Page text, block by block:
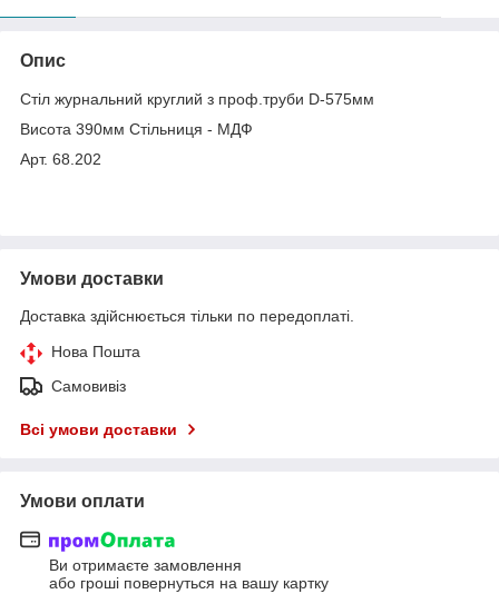
Опис
Стіл журнальний круглий з проф.труби D-575мм
Висота 390мм Стільниця - МДФ
Арт. 68.202
Умови доставки
Доставка здійснюється тільки по передоплаті.
Нова Пошта
Самовивіз
Всі умови доставки
Умови оплати
Ви отримаєте замовлення
або гроші повернуться на вашу картку